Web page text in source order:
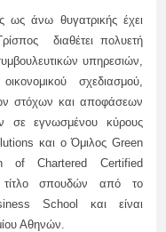
ως άνω θυγατρικής έχει
διαθέτει πολυετή
υπηρεσιών,
σχεδιασμού,
στόχων και αποφάσεων
σε εγνωσμένου κύρους
και ο Όμιλος Green
of Chartered Certified
τίτλο σπουδών από το
School και είναι
Αθηνών.